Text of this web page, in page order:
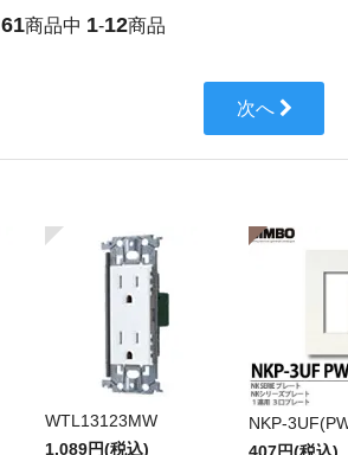
61商品中 1-12商品
次へ
WTL13123MW
1,089円(税込)
NKP-